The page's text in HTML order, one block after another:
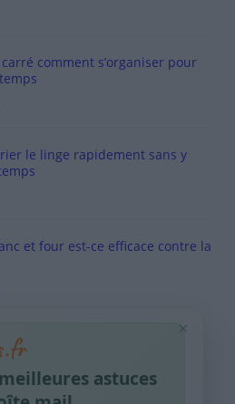
comment s’organiser pour
le linge rapidement sans y
et four est-ce efficace contre la
: routine simple +
aident
×
astuces